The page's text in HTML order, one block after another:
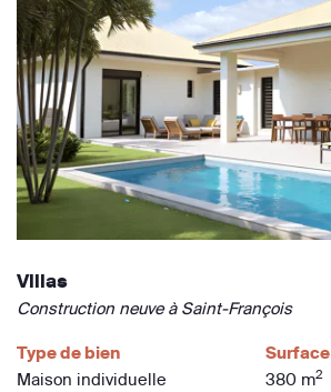
Villas
Construction neuve à Saint-François
Type de bien
Maison individuelle
Surface
380 m2